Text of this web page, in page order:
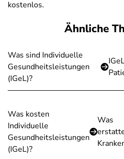
kostenlos.
Ähnliche
Was sind Individuelle
Gesundheitsleistungen
(IGeL)?
Was kosten
Individuelle
Gesundheitsleistungen
(IGeL)?
Was